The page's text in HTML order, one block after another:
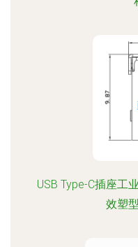
USB Type-C插座工
效塑